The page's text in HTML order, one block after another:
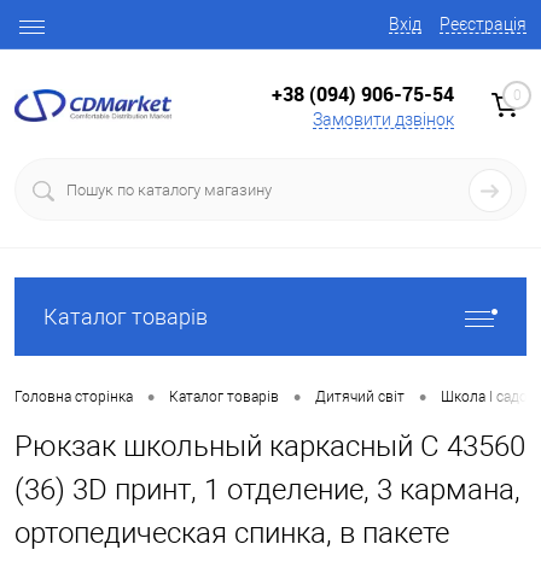
Вхід Реєстрація
+38 (094) 906-75-54
Замовити дзвінок
0
Каталог товарів
Головна сторінка • Каталог товарів • Дитячий світ • Школа І садок
Рюкзак школьный каркасный С 43560
(36) 3D принт, 1 отделение, 3 кармана,
ортопедическая спинка, в пакете